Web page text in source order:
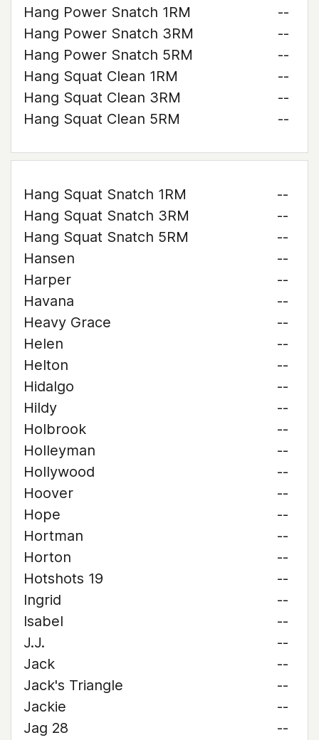
Hang Power Snatch 1RM
--
Hang Power Snatch 3RM
--
Hang Power Snatch 5RM
--
Hang Squat Clean 1RM
--
Hang Squat Clean 3RM
--
Hang Squat Clean 5RM
--
Hang Squat Snatch 1RM
--
Hang Squat Snatch 3RM
--
Hang Squat Snatch 5RM
--
Hansen
--
Harper
--
Havana
--
Heavy Grace
--
Helen
--
Helton
--
Hidalgo
--
Hildy
--
Holbrook
--
Holleyman
--
Hollywood
--
Hoover
--
Hope
--
Hortman
--
Horton
--
Hotshots 19
--
Ingrid
--
Isabel
--
J.J.
--
Jack
--
Jack's Triangle
--
Jackie
--
Jag 28
--